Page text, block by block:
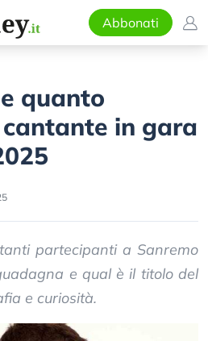
Abbonati
quanto
in gara
partecipanti a Sanremo
e qual è il titolo del
e curiosità.